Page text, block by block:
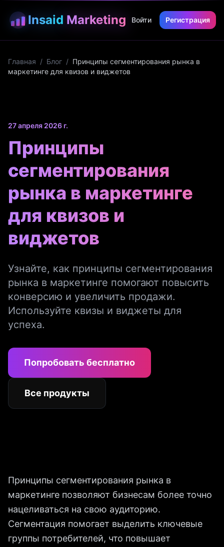
Insaid Marketing Войти Регистрация
Главная / Блог / Принципы сегментирования рынка в
маркетинге для квизов и виджетов
27 апреля 2026 г.
Принципы
сегментирования
рынка в маркетинге
для квизов и
виджетов
Узнайте, как принципы сегментирования
рынка в маркетинге помогают повысить
конверсию и увеличить продажи.
Используйте квизы и виджеты для
успеха.
Попробовать бесплатно
Все продукты
Принципы сегментирования рынка в
маркетинге позволяют бизнесам более точно
нацеливаться на свою аудиторию.
Сегментация помогает выделить ключевые
группы потребителей, что повышает